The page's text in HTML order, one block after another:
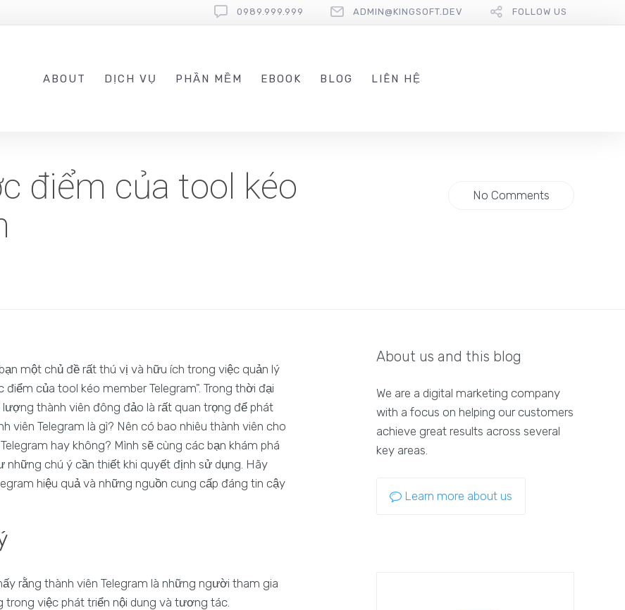
0989.999.999 ADMIN@KINGSOFT.DEV FOLLOW US
ABOUT DỊCH VỤ PHẦN MỀM EBOOK BLOG LIÊN HỆ
điểm của tool kéo
No Comments
một chủ đề rất thú vị và hữu ích trong việc quản lý
của tool kéo member Telegram". Trong thời đại
thành viên đông đảo là rất quan trọng để phát
Telegram là gì? Nên có bao nhiêu thành viên cho
hay không? Mình sẽ cùng các bạn khám phá
chú ý cần thiết khi quyết định sử dụng. Hãy
hiệu quả và những nguồn cung cấp đáng tin cậy
rằng thành viên Telegram là những người tham gia
việc phát triển nội dung và tương tác.
About us and this blog
We are a digital marketing company
with a focus on helping our customers
achieve great results across several
key areas.
Learn more about us